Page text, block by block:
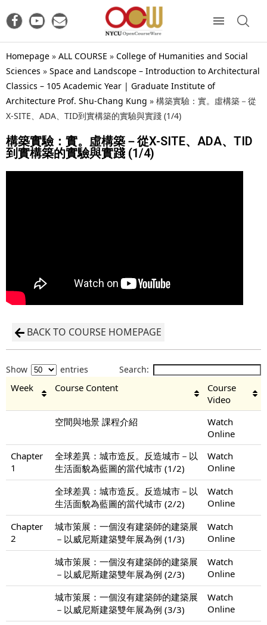
Homepage » ALL COURSE » College of Humanities and Social
Sciences » Space and Landscope – Introduction to Architectural
Classics – 105 Academic Year | Graduate Institute of
Architecture Prof. Shu-Chang Kung » 構築實驗：實。虛構築－從
X-SITE、ADA、TID到實構築的實驗與實踐 (1/4)
構築實驗：實。虛構築－從X-SITE、ADA、TID
到實構築的實驗與實踐 (1/4)
BACK TO COURSE HOMEPAGE
Show entries Search:
Week Course Content
Course
Video
空間與地景 課程介紹
Watch
Online
Chapter
1
全球差異：城市造反。反造城市－以
生活面貌為藍圖的當代城市 (1/2)
Watch
Online
全球差異：城市造反。反造城市－以
生活面貌為藍圖的當代城市 (2/2)
Watch
Online
Chapter
2
城市策展：一個沒有建築師的建築展
－以威尼斯建築雙年展為例 (1/3)
Watch
Online
城市策展：一個沒有建築師的建築展
－以威尼斯建築雙年展為例 (2/3)
Watch
Online
城市策展：一個沒有建築師的建築展
－以威尼斯建築雙年展為例 (3/3)
Watch
Online